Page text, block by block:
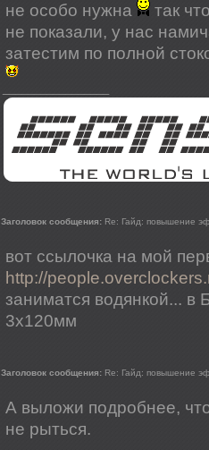
не особо нужна
так
не показали, у нас
затестим по полной
Заголовок сообщения: Re: Гайд: повышение
вот ссылочка на мой
http://
заниматся водянкой... в
3х120мм
Заголовок сообщения: Re: Гайд: повышение
А выложи подробнее,
не рыться.